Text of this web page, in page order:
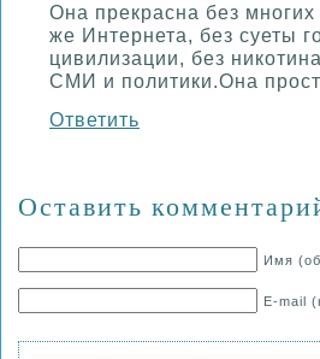
Она прекрасна без
же Интернета, без суеты
цивилизации, без
СМИ и политики.Она
Ответить
Оставить
Имя
E-mail